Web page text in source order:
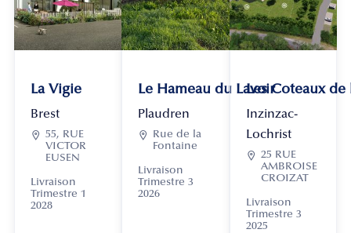
La Vigie
Brest
 55, RUE
VICTOR
EUSEN
Livraison
Trimestre 1
2028
Le Hameau du Lavoir
Plaudren

Rue de la
Fontaine
Livraison
Trimestre 3
2026
Les Coteaux
Inzinzac-
Lochrist
 25 RUE
AMBROISE
CROIZAT
Livraison
Trimestre 3
2025